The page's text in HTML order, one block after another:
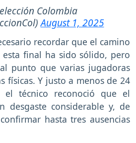
Colombia
August 1, 2025
recordar que el camino
esta final ha sido sólido, pero
punto que varias jugadoras
físicas. Y justo a menos de 24
técnico reconoció que el
desgaste considerable y, de
hasta tres ausencias